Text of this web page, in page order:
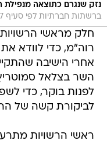
נזק שנגרם כתוצאה מנפילת רקטות,
ברשתות חברתיות לפי סעיף 27 א' לחוק זכויות יוצרים
חלק מראשי
רוה"מ, כדי לוודא
אחרי הישיבה
השר בצלאל
לפנות בוקר, כדי
לביקורת קשה של
ראשי הרשויות